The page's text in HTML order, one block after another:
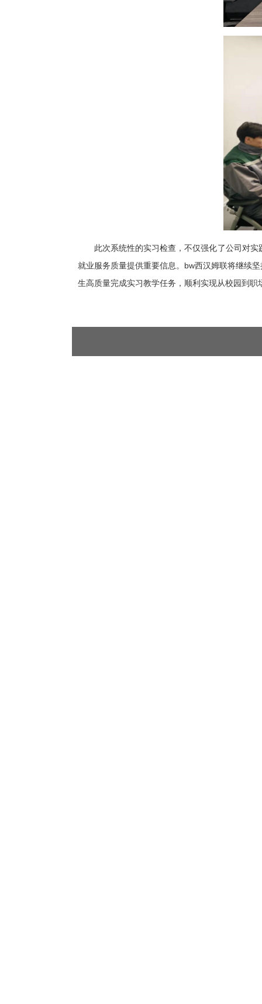
此次系统性的实习检查，不仅强化了公司对
就业服务质量提供重要信息。bw西汉姆联将继续
生高质量完成实习教学任务，顺利实现从校园到